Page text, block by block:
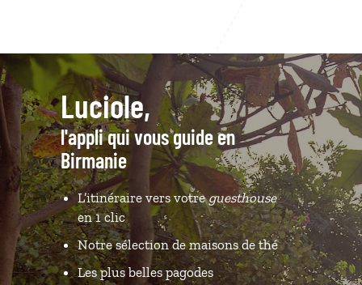
Luciole,
l'appli qui vous guide en
Birmanie
L’itinéraire vers votreguesthouse
en 1 clic
Notre sélection de maisons de thé
Les plus belles pagodes